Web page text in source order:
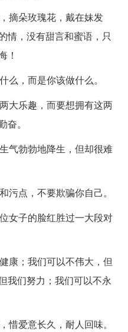
摘朵玫瑰花，戴在妹发
情，没有甜言和蜜语，只
！
么，而是你该做什么。
大乐趣，而要想拥有这两
。
气勃勃地降生，但却很难
污点，不要欺骗你自己。
女子的脸红胜过一大段对
康；我们可以不伟大，但
我们努力；我们可以不永
惜爱意长久，耐人回味。